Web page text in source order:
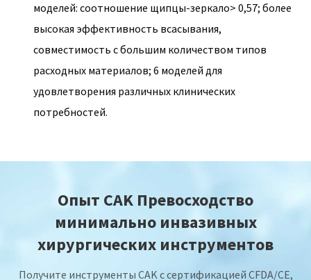
моделей: соотношение щипцы-зеркало> 0,57; более
высокая эффективность всасывания,
совместимость с большим количеством типов
расходных материалов; 6 моделей для
удовлетворения различных клинических
потребностей.
Опыт CAK Превосходство
минимально инвазивных
хирургических инструментов
Получите инструменты CAK с сертификацией CFDA/CE,